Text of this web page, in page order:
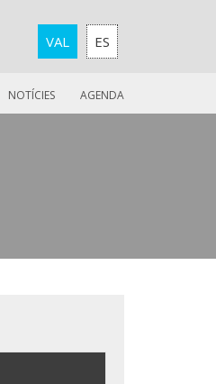
VAL ES
NOTÍCIES AGENDA